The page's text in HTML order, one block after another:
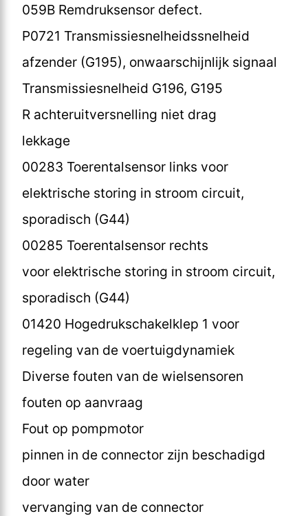
059B Remdruksensor defect.
P0721 Transmissiesnelheidssnelheid
afzender (G195), onwaarschijnlijk signaal
Transmissiesnelheid G196, G195
R achteruitversnelling niet drag
lekkage
00283 Toerentalsensor links voor
elektrische storing in stroom circuit,
sporadisch (G44)
00285 Toerentalsensor rechts
voor elektrische storing in stroom circuit,
sporadisch (G44)
01420 Hogedrukschakelklep 1 voor
regeling van de voertuigdynamiek
Diverse fouten van de wielsensoren
fouten op aanvraag
Fout op pompmotor
pinnen in de connector zijn beschadigd
door water
vervanging van de connector